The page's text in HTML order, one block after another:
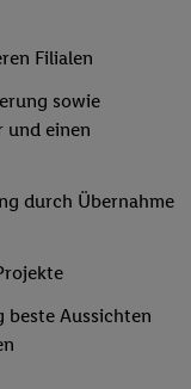
Filialen
sowie
und einen
durch Übernahme
beste Aussichten